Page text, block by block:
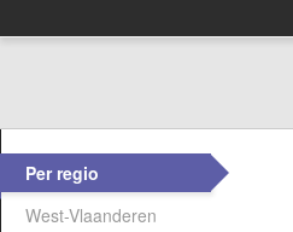
Per regio
West-Vlaanderen